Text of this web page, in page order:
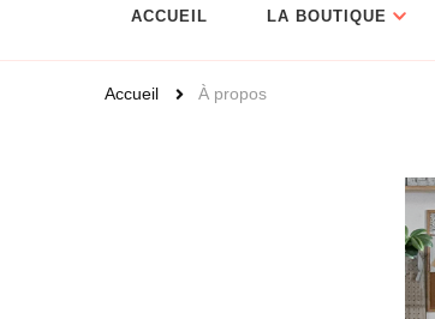
ACCUEIL LA BOUTIQUE
Accueil À propos